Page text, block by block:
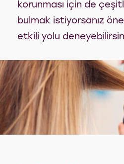
korunması için de
bulmak istiyorsanız
etkili yolu